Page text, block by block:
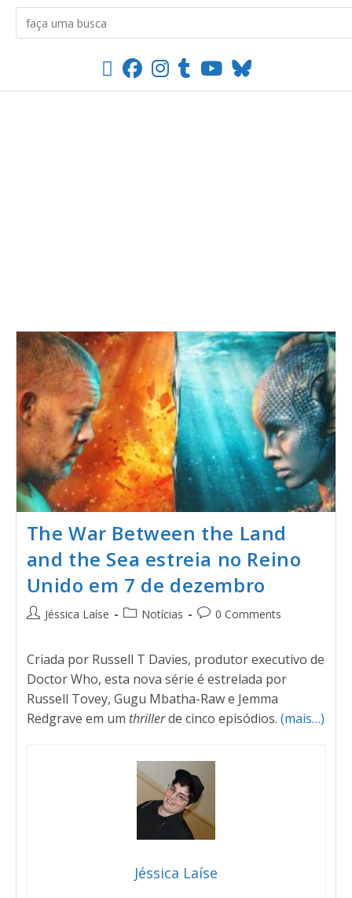
The War Between the Land
and the Sea estreia no Reino
Unido em 7 de dezembro
Jéssica Laíse Notícias 0 Comments
Criada por Russell T Davies, produtor executivo de
Doctor Who, esta nova série é estrelada por
Russell Tovey, Gugu Mbatha-Raw e Jemma
Redgrave em um thrillerde cinco episódios. (mais…)
Jéssica Laíse